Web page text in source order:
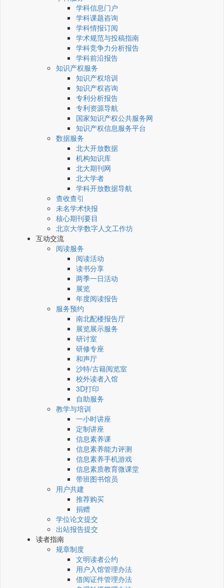
学科信息门户
学科课题咨询
学科情报订阅
学术规范与投稿指南
学科竞争力分析报告
学科前沿报告
知识产权服务
知识产权培训
知识产权咨询
专利分析报告
专利资源导航
国家知识产权公共服务网
知识产权信息服务平台
数据服务
北大开放数据
机构知识库
北大期刊网
北大学者
学科开放数据导航
查收查引
未名学术快报
核心期刊要目
北京大学数字人文工作坊
互动交流
阅读服务
阅读活动
读书分享
两季一日活动
展览
年度阅读报告
服务预约
南北配楼报告厅
展览展示服务
研讨室
研修专座
和声厅
沙特/古籍阅览室
校外读者入馆
3D打印
自助服务
教学与培训
一小时讲座
定制讲座
信息素养课
信息素养能力评测
信息素养手机游戏
信息素质教育微课堂
带班图书馆员
用户共建
推荐购买
捐赠
学位论文提交
出站报告提交
读者指南
规章制度
文明读者公约
用户入馆管理办法
借阅证件管理办法